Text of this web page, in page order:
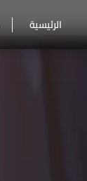
الرئيسية